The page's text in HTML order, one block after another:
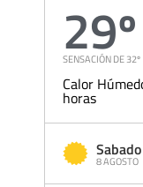
29º
SENSACIÓN DE 32º
Calor
horas
Sabado
8 AGOSTO